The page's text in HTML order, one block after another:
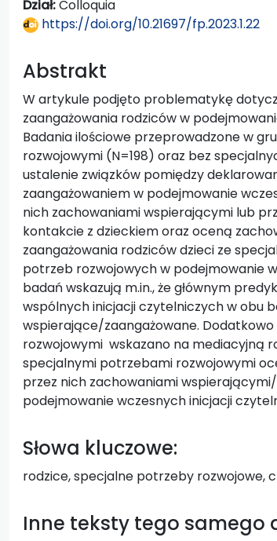
Dział:Colloquia
https://doi.org/10.21697/fp.2023.1.22
Abstrakt
W artykule podjęto problematykę
zaangażowania rodziców w
Badania ilościowe przeprowadzone w
rozwojowymi (N=198) oraz bez
ustalenie związków pomiędzy
zaangażowaniem w podejmowanie
nich zachowaniami wspierającymi lub
kontakcie z dzieckiem oraz oceną
zaangażowania rodziców dzieci ze
potrzeb rozwojowych w podejmowanie
badań wskazują m.in., że głównym
wspólnych inicjacji czytelniczych w obu
wspierające/zaangażowane.
rozwojowymi wskazano na mediacyjną
specjalnymi potrzebami rozwojowymi
przez nich zachowaniami
podejmowanie wczesnych inicjacji
Słowa kluczowe:
rodzice, specjalne potrzeby rozwojowe,
Inne teksty tego samego